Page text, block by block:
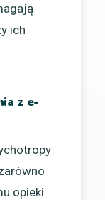
ich
z e-
opieki